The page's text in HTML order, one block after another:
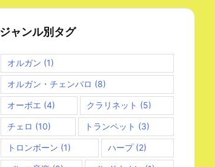
ジャンル別タグ
オルガン (1)
オルガン・チェンバロ (8)
オーボエ (4) クラリネット (5)
チェロ (10) トランペット (3)
トロンボーン (1) ハープ(2)